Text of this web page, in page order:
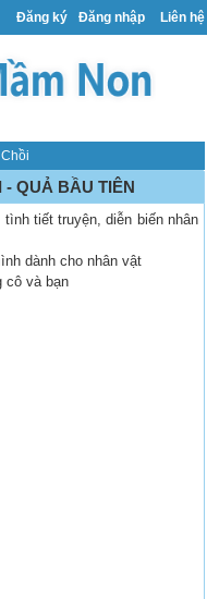
Đăng ký Đăng nhập Liên hệ
QUẢ BẦU TIÊN
tiết truyện, diễn biến nhân
dành cho nhân vật
cô và bạn